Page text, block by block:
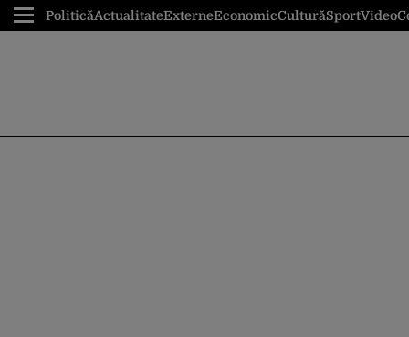
PoliticăActualitateExterneEconomicCulturăSportVideo